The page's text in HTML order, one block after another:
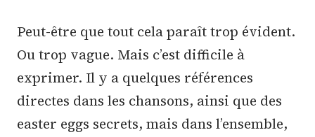
Peut-être que tout cela paraît trop évident.
Ou trop vague. Mais c’est difficile à
exprimer. Il y a quelques références
directes dans les chansons, ainsi que des
easter eggs secrets, mais dans l’ensemble,